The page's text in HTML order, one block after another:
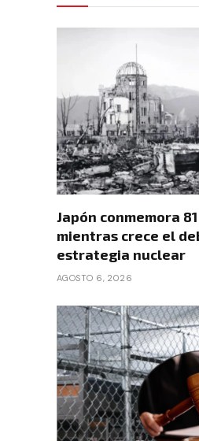
Japón conmemora
mientras crece el
estrategia nuclear
AGOSTO 6, 2026